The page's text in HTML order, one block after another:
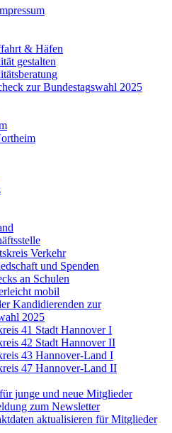
& Häfen
gestalten
zur Bundestagswahl 2025
Verkehr
und Spenden
an Schulen
mobil
Kandidierenden zur
2025
41 Stadt Hannover I
42 Stadt Hannover II
43 Hannover-Land I
47 Hannover-Land II
junge und neue Mitglieder
zum Newsletter
aktualisieren für Mitglieder